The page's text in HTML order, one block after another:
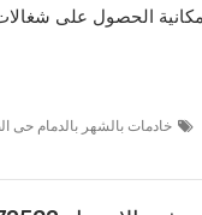
الحصول على
خادمات بالشهر بالدمام حى